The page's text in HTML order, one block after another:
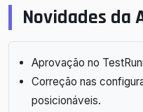
Novidades da
Aprovação no
Correção nas
posicionáveis.